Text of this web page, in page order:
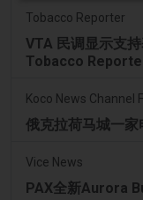
Tobacco Reporter
VTA 民调显示支
Tobacco
Koco News Channel
俄克拉荷马城一
Vice News
PAX全新Aurora